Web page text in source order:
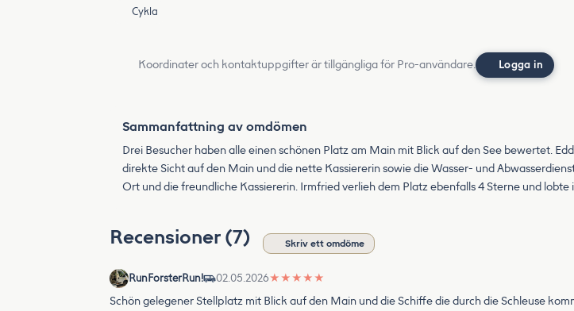
Cykla
Koordinater och kontaktuppgifter är tillgängliga för Pro-användare. Logga in
Sammanfattning av omdömen
Drei Besucher haben alle einen schönen Platz am Main mit Blick auf den See bewertet.
direkte Sicht auf den Main und die nette Kassiererin sowie die Wasser- und
Ort und die freundliche Kassiererin. Irmfried verlieh dem Platz ebenfalls 4 Sterne und
Recensioner (7) Skriv ett omdöme
RunForsterRun! 02.05.2026★ ★ ★ ★ ★
Schön gelegener Stellplatz mit Blick auf den Main und die Schiffe die durch die Schleuse